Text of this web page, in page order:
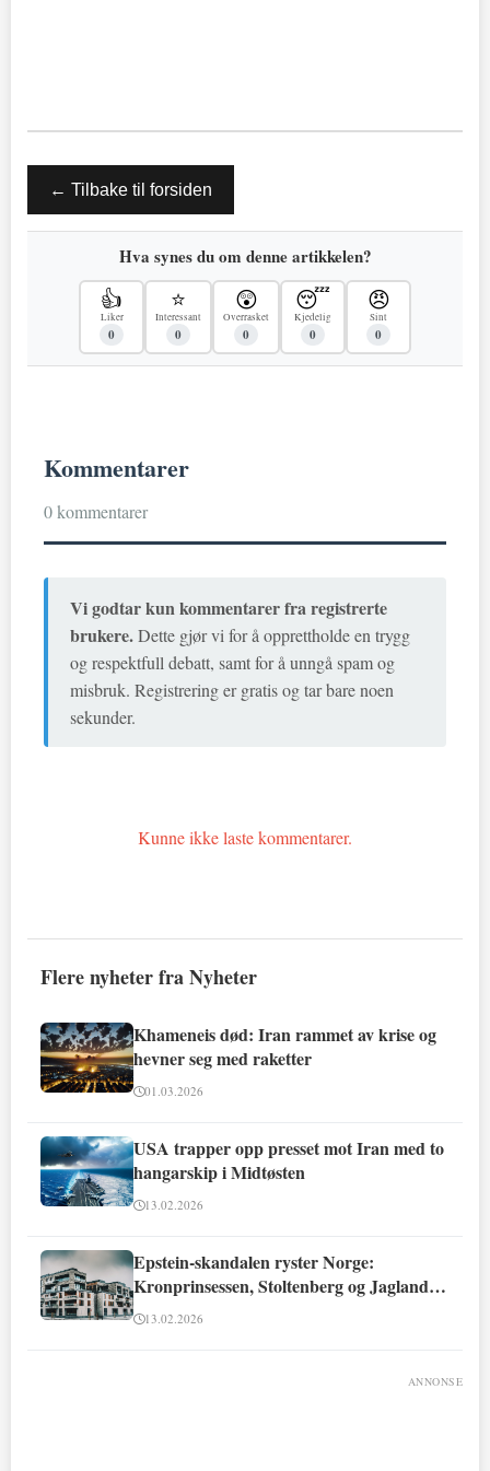
← Tilbake til forsiden
Hva synes du om denne artikkelen?
👍
Liker
0
⭐
Interessant
0
😲
Overrasket
0
😴
Kjedelig
0
😠
Sint
0
Kommentarer
0 kommentarer
Vi godtar kun kommentarer fra registrerte
brukere.Dette gjør vi for å opprettholde en trygg
og respektfull debatt, samt for å unngå spam og
misbruk. Registrering er gratis og tar bare noen
sekunder.
Kunne ikke laste kommentarer.
Flere nyheter fra Nyheter
Khameneis død: Iran rammet av krise og
hevner seg med raketter
01.03.2026
USA trapper opp presset mot Iran med to
hangarskip i Midtøsten
13.02.2026
Epstein-skandalen ryster Norge:
Kronprinsessen, Stoltenberg og Jagland
involvert
13.02.2026
ANNONSE